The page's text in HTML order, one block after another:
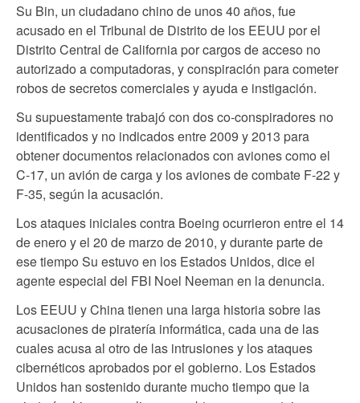
Su Bin, un ciudadano chino de unos 40 años, fue
acusado en el Tribunal de Distrito de los EEUU por el
Distrito Central de California por cargos de acceso no
autorizado a computadoras, y conspiración para cometer
robos de secretos comerciales y ayuda e instigación.
Su supuestamente trabajó con dos co-conspiradores no
identificados y no indicados entre 2009 y 2013 para
obtener documentos relacionados con aviones como el
C-17, un avión de carga y los aviones de combate F-22 y
F-35, según la acusación.
Los ataques iniciales contra Boeing ocurrieron entre el 14
de enero y el 20 de marzo de 2010, y durante parte de
ese tiempo Su estuvo en los Estados Unidos, dice el
agente especial del FBI Noel Neeman en la denuncia.
Los EEUU y China tienen una larga historia sobre las
acusaciones de piratería informática, cada una de las
cuales acusa al otro de las intrusiones y los ataques
cibernéticos aprobados por el gobierno. Los Estados
Unidos han sostenido durante mucho tiempo que la